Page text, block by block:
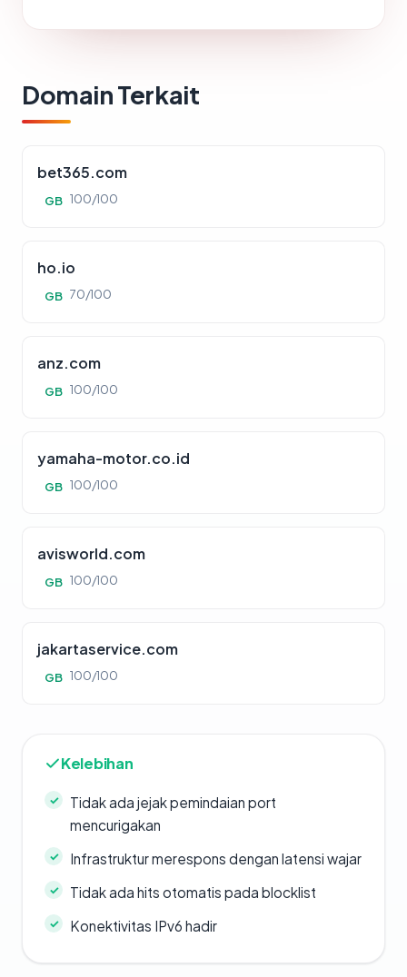
Domain Terkait
bet365.com
GB 100/100
ho.io
GB 70/100
anz.com
GB 100/100
yamaha-motor.co.id
GB 100/100
avisworld.com
GB 100/100
jakartaservice.com
GB 100/100
Kelebihan
Tidak ada jejak pemindaian port
mencurigakan
Infrastruktur merespons dengan latensi wajar
Tidak ada hits otomatis pada blocklist
Konektivitas IPv6 hadir